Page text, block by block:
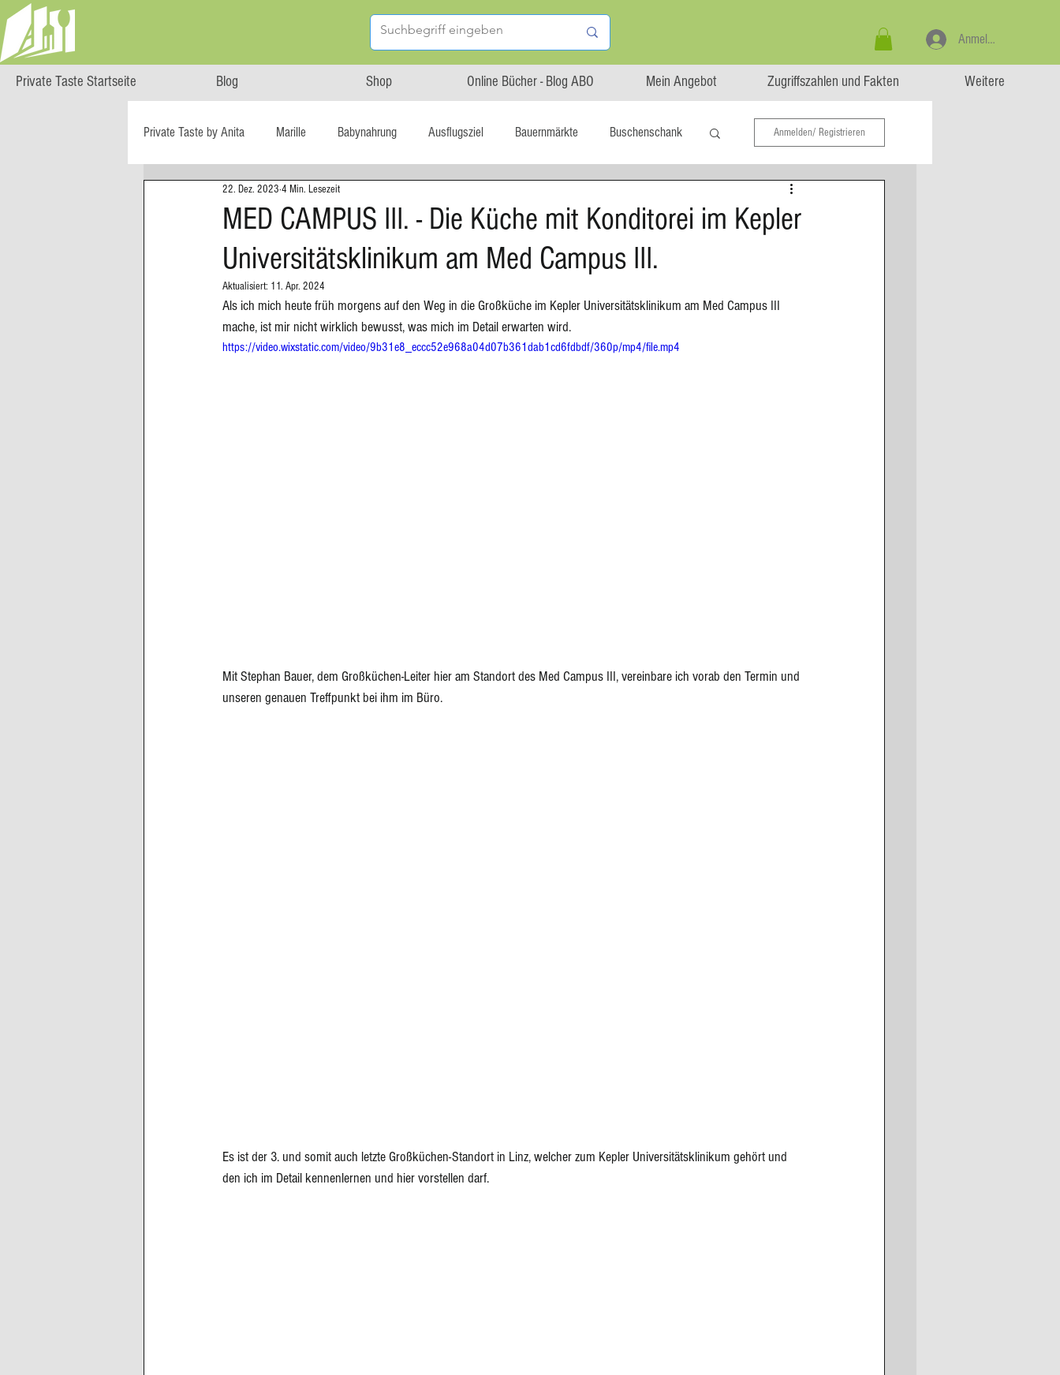
Private Taste Startseite Blog Shop Online Bücher - Blog ABO Mein Angebot Zugriffszahlen und Fakten Weitere
Anmelden
Private Taste by Anita Marille Babynahrung Ausflugsziel Bauernmärkte Buschenschank
Cooking Class HERZGENUSS
Reise-Blog Regional statt global Startup Asiatische Küche Aufstrich
Big Green Egg Dessert Blätterteig Blechkuchen Brot Biskuit
Anmelden/ Registrieren
MED CAMPUS III. - Die Küche mit Konditorei im Kepler
Universitätsklinikum am Med Campus III.
22. Dez. 2023 4 Min. Lesezeit
Aktualisiert: 11. Apr. 2024
Als ich mich heute früh morgens auf den Weg in die Großküche im Kepler Universitätsklinikum am Med Campus III
mache, ist mir nicht wirklich bewusst, was mich im Detail erwarten wird.
https://video.wixstatic.com/video/9b31e8_eccc52e968a04d07b361dab1cd6fdbdf/360p/mp4/file.mp4
Mit Stephan Bauer, dem Großküchen-Leiter hier am Standort des Med Campus III, vereinbare ich vorab den Termin und
unseren genauen Treffpunkt bei ihm im Büro.
Es ist der 3. und somit auch letzte Großküchen-Standort in Linz, welcher zum Kepler Universitätsklinikum gehört und
den ich im Detail kennenlernen und hier vorstellen darf.